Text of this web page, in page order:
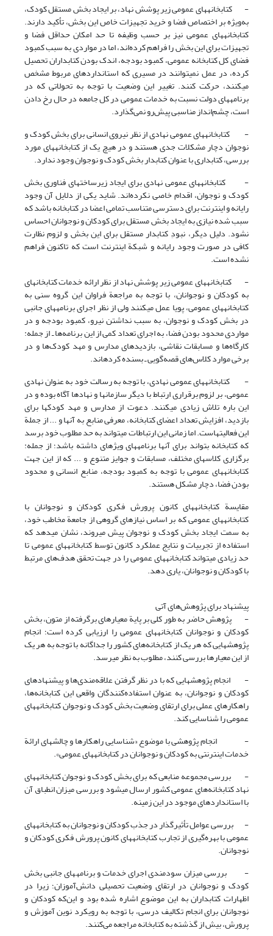
- کتابخانه‎های ‎عمومی زیر پوشش نهاد، بر ایجاد بخش مستقل کودک،
به‌ویژه بر اختصاص فضا و خرید تجهیزات خاص این بخش، تأکید دارند.
کتابخانه‎های ‎عمومی نیز بر حسب وظیفه تا حد امکان حداقل فضا و
تجهیزات برای این بخش را فراهم کرده‌اند، اما در مواردی به سبب کمبود
فضای کل کتابخانه عمومی، کمبود بودجه، اندک بودن کتابداران تحصیل
کرده، در عمل نمی­توانند در مسیری که استانداردهای مربوط مشخص
می‎کنند، حرکت کنند. تغییر این وضعیت با توجه به تحولاتی که در
برنامه‎های ‎دولت نسبت به خدمات عمومی در کل جامعه در حال رخ دادن
است، چشم‌انداز مناسبی پیش‌رو نمی‌‌گذارد.
- کتابخانه‎های ‎عمومی نهادی از نظر نیروی انسانی برای بخش کودک و
نوجوان دچار مشکلات جدی هستند و در هیچ یک از کتابخانه‎های ‎مورد
بررسی، کتابداری با عنوان کتابدار بخش کودک و نوجوان وجود ندارد.
- کتابخانه‎های ‎عمومی نهادی برای ایجاد زیرساخت‎های ‎فناوری بخش
کودک و نوجوان، اقدام خاصی نکرده‌اند. شاید یکی از دلایل آن وجود
رایانه و اینترنت برای دسترسی متناسب تمامی اعضا در کتابخانه باشد که
سبب شده نیازی به ایجاد بخش مستقل برای کودکان و نوجوانان احساس
نشود. دلیل دیگر، نبودِ کتابدار مستقل برای این بخش و لزوم نظارت
کافی در صورت وجود رایانه و شبکة اینترنت ‎است که تاکنون فراهم
نشده است.
- کتابخانه‎های ‎عمومی زیر پوشش نهاد از نظر ارائه خدمات کتابخانه­ای
به کودکان و نوجوانان، با توجه به مراجعة فراوان این گروه سنی به
کتابخانه‎های ‎عمومی، پویا عمل می‎کنند ولی از نظر اجرای برنامه‎های ‎جانبی
در بخش کودک و نوجوان، به سبب نداشتن نیرو، کمبود بودجه و در
مواردی محدود بودن فضا، به اجرای تعداد کمی از این برنامه‌ها ـ از جمله:
کارگاه‌ها و مسابقات نقاشی، بازدیدهای مدارس و مهد کودک‌ها و در
برخی موارد کلاس‌های قصه‌گویی ـ بسنده کرده‎اند.
- کتابخانه‎های ‎عمومی نهادی، با توجه به رسالت خود به عنوان نهادی
عمومی، بر لزوم برقراری ارتباط با دیگر سازمان­ها و نهادها آگاه بوده و در
این باره تلاش زیادی می‎کنند. دعوت از مدارس و مهد کودک­ها برای
بازدید، افزایش تعداد اعضای کتابخانه، معرفی منابع به آنها و ... از جملة
این فعالیت­هاست. اما زمانی این ارتباطات می‎تواند به حد مطلوب خود برسد
که کتابخانه بتواند برای آنها برنامه‎های ‎ویژه­ای داشته باشد؛ از جمله:
برگزاری کلاس­های مختلف، مسابقات و جوایز متنوع و ... که از این جهت
کتابخانه‎های ‎عمومی با توجه به کمبود بودجه، منابع انسانی و محدود
بودن فضا، دچار مشکل هستند.
مقایسة کتابخانه‎های ‎کانون پرورش فکری کودکان و نوجوانان با
کتابخانه‎های ‎عمومی که بر اساس نیازهای گروهی از جامعة مخاطب خود،
به سمت ایجاد بخش کودک و نوجوان پیش می‎روند، نشان می‎دهد که
استفاده از تجربیات و نتایج عملکرد کانون توسط کتابخانه‎های ‎عمومی تا
حد زیادی می‎تواند کتابخانه‎های ‎عمومی را در جهت تحقق هدف‌های مرتبط
با کودکان و نوجوانان، یاری دهد.
پیشنهاد برای پژوهش‌های آتی
- پژوهش حاضر به طور کلی بر پایة معیارهای برگرفته از متون، بخش
کودکان و نوجوانان کتابخانه‎های ‎عمومی را ارزیابی کرده است؛ انجام
پژوهش‎هایی ‎که هر یک از کتابخانه‌های کشور را جداگانه با توجه به هر یک
از این معیارها بررسی کنند، مطلوب به نظر می‎رسد.
- انجام پژوهش‎هایی ‎که با در نظر گرفتن علاقه‌مندی‌ها و پیشنهادهای
کودکان و نوجوانان، به عنوان استفاده‌کنندگان واقعی این کتابخانه‌ها،
راهکارهای عملی برای ارتقای وضعیت بخش کودک و نوجوان کتابخانه‎های
- انجام پژوهشی با موضوع «شناسایی راهکارها و چالش­های ارائة
خدمات اینترنتی به کودکان و نوجوانان در کتابخانه‎های ‎عمومی».
- بررسی مجموعه منابعی که برای بخش کودک و نوجوان کتابخانه‎های
‎نهاد کتابخانه‌های عمومی کشور ارسال می­شود و بررسی میزان انطباق آن
با استانداردهای موجود در این زمینه.
- بررسی عوامل تأثیرگذار در جذب کودکان و نوجوانان به کتابخانه‎های
‎عمومی با بهره‌گیری از تجارب کتابخانه‎های ‎کانون پرورش فکری کودکان و
نوجوانان.
- بررسی میزان سودمندی اجرای خدمات و برنامه‎های ‎جانبی بخش
کودک و نوجوانان در ارتقای وضعیت تحصیلی دانش‌آموزان؛ زیرا در
اظهارات کتابداران به این موضوع اشاره شده بود و این‌که کودکان و
نوجوانان برای انجام تکالیف درسی، با توجه به رویکرد نوین آموزش و
پرورش، بیش از گذشته به کتابخانه مراجعه می‌کنند.